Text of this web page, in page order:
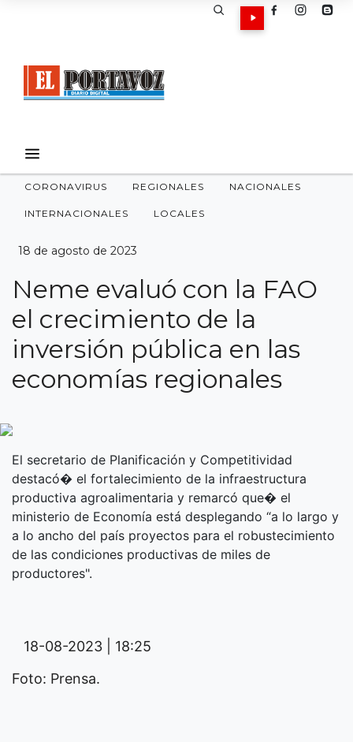
CORONAVIRUS REGIONALES NACIONALES
INTERNACIONALES LOCALES
18 de agosto de 2023
Neme evaluó con la FAO
el crecimiento de la
inversión pública en las
economías regionales
El secretario de Planificación y Competitividad
destacó� el fortalecimiento de la infraestructura
productiva agroalimentaria y remarcó que� el
ministerio de Economía está desplegando “a lo largo y
a lo ancho del país proyectos para el robustecimiento
de las condiciones productivas de miles de
productores".
18-08-2023 | 18:25
Foto: Prensa.